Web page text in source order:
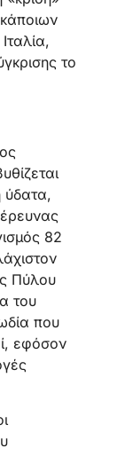
το
ύδατα,
82
Πύλου
του
που
εφόσον